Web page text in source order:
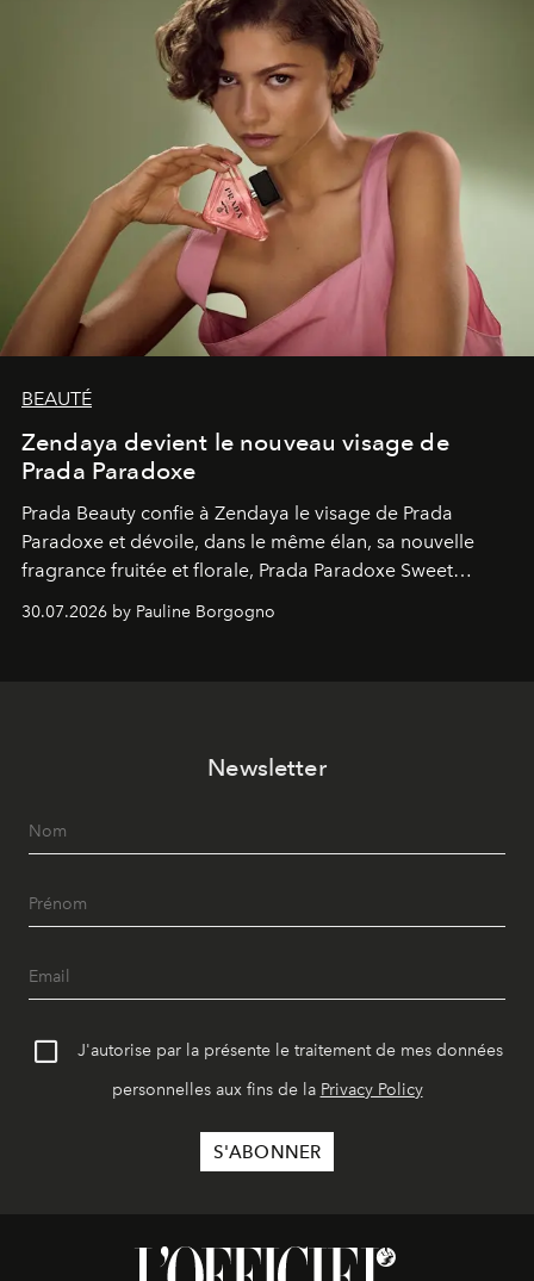
BEAUTÉ
Zendaya devient le nouveau visage de
Prada Paradoxe
Prada Beauty confie à Zendaya le visage de Prada
Paradoxe et dévoile, dans le même élan, sa nouvelle
fragrance fruitée et florale, Prada Paradoxe Sweet
Chemistry Eau de Parfum.
30.07.2026 by Pauline Borgogno
Newsletter
J'autorise par la présente le traitement de mes données
personnelles aux fins de la Privacy Policy